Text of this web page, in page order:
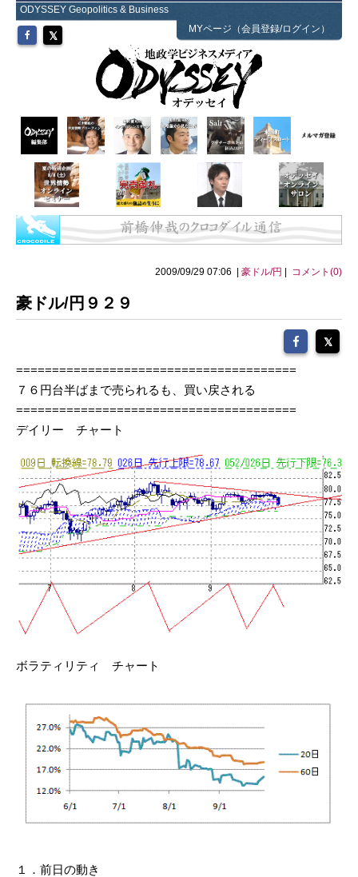
ODYSSEY Geopolitics & Business
MYページ（会員登録/ログイン）
2009/09/29 07:06 | 豪ドル/円 コメント(0)
豪ドル/円９２９
=======================================
７６円台半ばまで売られるも、買い戻される
=======================================
デイリー チャート
ボラティリティ チャート
１．前日の動き